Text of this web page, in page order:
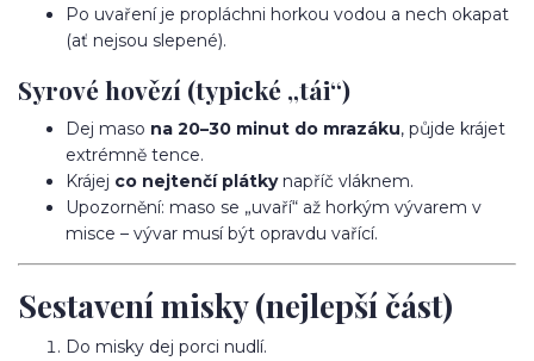
Po uvaření je propláchni horkou vodou a nech okapat
(ať nejsou slepené).
Syrové hovězí (typické „tái“)
Dej maso na 20–30 minut do mrazáku, půjde krájet
extrémně tence.
Krájej co nejtenčí plátkynapříč vláknem.
Upozornění: maso se „uvaří“ až horkým vývarem v
misce – vývar musí být opravdu vařící.
Sestavení misky (nejlepší část)
Do misky dej porci nudlí.